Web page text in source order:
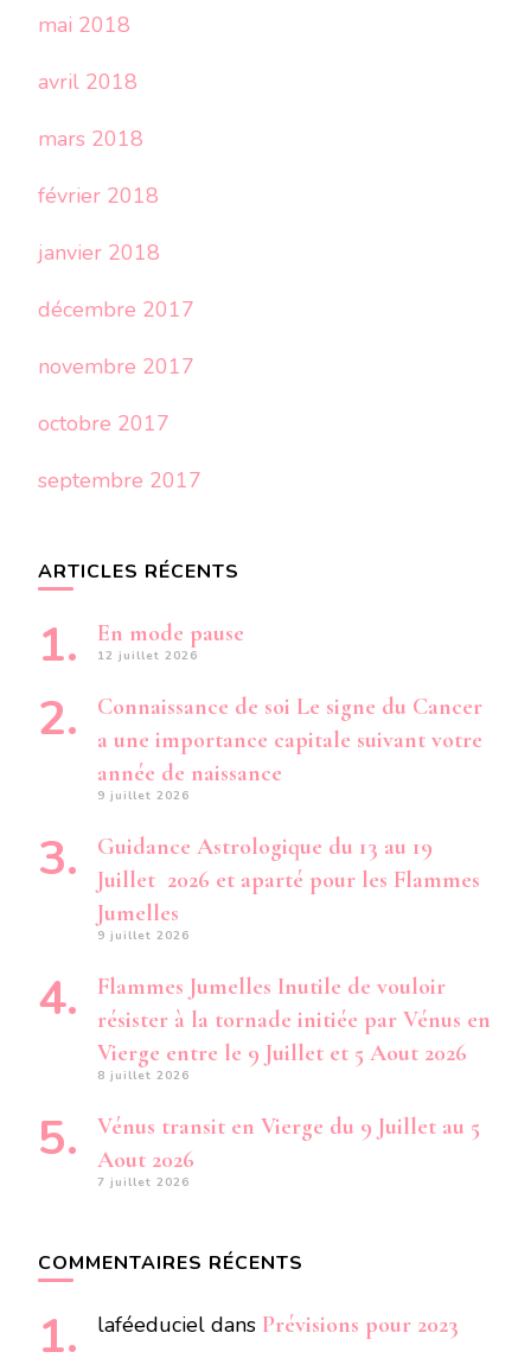
mai 2018
avril 2018
mars 2018
février 2018
janvier 2018
décembre 2017
novembre 2017
octobre 2017
septembre 2017
ARTICLES RÉCENTS
En mode pause
12 juillet 2026
Connaissance de soi Le signe du Cancer
a une importance capitale suivant votre
année de naissance
9 juillet 2026
Guidance Astrologique du 13 au 19
Juillet 2026 et aparté pour les Flammes
Jumelles
9 juillet 2026
Flammes Jumelles Inutile de vouloir
résister à la tornade initiée par Vénus en
Vierge entre le 9 Juillet et 5 Aout 2026
8 juillet 2026
Vénus transit en Vierge du 9 Juillet au 5
Aout 2026
7 juillet 2026
COMMENTAIRES RÉCENTS
laféeduciel dans Prévisions pour 2023